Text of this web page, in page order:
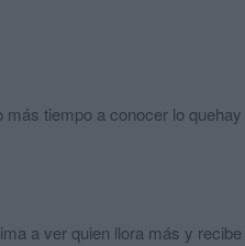
tiempo a conocer lo quehay
a ver quien llora más y recibe